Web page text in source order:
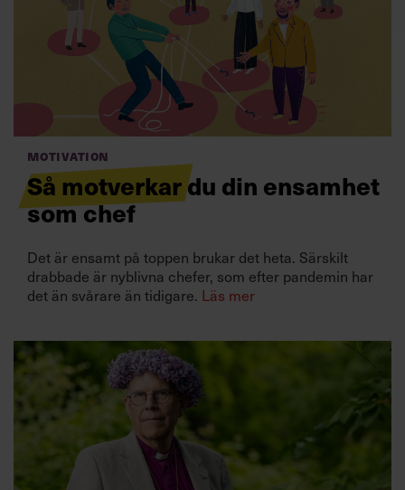
Logga in
Prenumerera
Villkor och policy för
personuppgiftsbehandling
Motivation
Så motverkar du din ensamhet
som chef
Det är ensamt på toppen brukar det heta. Särskilt
drabbade är nyblivna chefer, som efter pandemin har
det än svårare än tidigare. Läs mer